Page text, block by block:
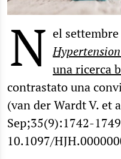
N el
Hypertension
una ricerca
contrastato una
(van der Wardt V. et
Sep;35(9):1742-
10.1097/